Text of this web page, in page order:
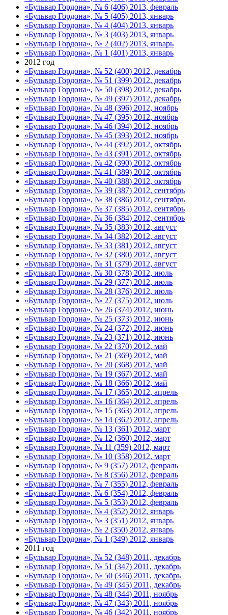
«Бульвар Гордона», № 6 (406) 2013, февраль
«Бульвар Гордона», № 5 (405) 2013, январь
«Бульвар Гордона», № 4 (404) 2013, январь
«Бульвар Гордона», № 3 (403) 2013, январь
«Бульвар Гордона», № 2 (402) 2013, январь
«Бульвар Гордона», № 1 (401) 2013, январь
2012 год
«Бульвар Гордона», № 52 (400) 2012, декабрь
«Бульвар Гордона», № 51 (399) 2012, декабрь
«Бульвар Гордона», № 50 (398) 2012, декабрь
«Бульвар Гордона», № 49 (397) 2012, декабрь
«Бульвар Гордона», № 48 (396) 2012, ноябрь
«Бульвар Гордона», № 47 (395) 2012, ноябрь
«Бульвар Гордона», № 46 (394) 2012, ноябрь
«Бульвар Гордона», № 45 (393) 2012, ноябрь
«Бульвар Гордона», № 44 (392) 2012, октябрь
«Бульвар Гордона», № 43 (391) 2012, октябрь
«Бульвар Гордона», № 42 (390) 2012, октябрь
«Бульвар Гордона», № 41 (389) 2012, октябрь
«Бульвар Гордона», № 40 (388) 2012, октябрь
«Бульвар Гордона», № 39 (387) 2012, сентябрь
«Бульвар Гордона», № 38 (386) 2012, сентябрь
«Бульвар Гордона», № 37 (385) 2012, сентябрь
«Бульвар Гордона», № 36 (384) 2012, сентябрь
«Бульвар Гордона», № 35 (383) 2012, август
«Бульвар Гордона», № 34 (382) 2012, август
«Бульвар Гордона», № 33 (381) 2012, август
«Бульвар Гордона», № 32 (380) 2012, август
«Бульвар Гордона», № 31 (379) 2012, август
«Бульвар Гордона», № 30 (378) 2012, июль
«Бульвар Гордона», № 29 (377) 2012, июль
«Бульвар Гордона», № 28 (376) 2012, июль
«Бульвар Гордона», № 27 (375) 2012, июль
«Бульвар Гордона», № 26 (374) 2012, июнь
«Бульвар Гордона», № 25 (373) 2012, июнь
«Бульвар Гордона», № 24 (372) 2012, июнь
«Бульвар Гордона», № 23 (371) 2012, июнь
«Бульвар Гордона», № 22 (370) 2012, май
«Бульвар Гордона», № 21 (369) 2012, май
«Бульвар Гордона», № 20 (368) 2012, май
«Бульвар Гордона», № 19 (367) 2012, май
«Бульвар Гордона», № 18 (366) 2012, май
«Бульвар Гордона», № 17 (365) 2012, апрель
«Бульвар Гордона», № 16 (364) 2012, апрель
«Бульвар Гордона», № 15 (363) 2012, апрель
«Бульвар Гордона», № 14 (362) 2012, апрель
«Бульвар Гордона», № 13 (361) 2012, март
«Бульвар Гордона», № 12 (360) 2012, март
«Бульвар Гордона», № 11 (359) 2012, март
«Бульвар Гордона», № 10 (358) 2012, март
«Бульвар Гордона», № 9 (357) 2012, февраль
«Бульвар Гордона», № 8 (356) 2012, февраль
«Бульвар Гордона», № 7 (355) 2012, февраль
«Бульвар Гордона», № 6 (354) 2012, февраль
«Бульвар Гордона», № 5 (353) 2012, февраль
«Бульвар Гордона», № 4 (352) 2012, январь
«Бульвар Гордона», № 3 (351) 2012, январь
«Бульвар Гордона», № 2 (350) 2012, январь
«Бульвар Гордона», № 1 (349) 2012, январь
2011 год
«Бульвар Гордона», № 52 (348) 2011, декабрь
«Бульвар Гордона», № 51 (347) 2011, декабрь
«Бульвар Гордона», № 50 (346) 2011, декабрь
«Бульвар Гордона», № 49 (345) 2011, декабрь
«Бульвар Гордона», № 48 (344) 2011, ноябрь
«Бульвар Гордона», № 47 (343) 2011, ноябрь
«Бульвар Гордона», № 46 (342) 2011, ноябрь